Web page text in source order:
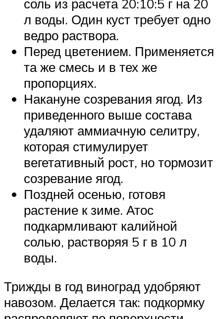
соль из расчета 20:10:5 г на 20
л воды. Один куст требует одно
ведро раствора.
Перед цветением. Применяется
та же смесь и в тех же
пропорциях.
Накануне созревания ягод. Из
приведенного выше состава
удаляют аммиачную селитру,
которая стимулирует
вегетативный рост, но тормозит
созревание ягод.
Поздней осенью, готовя
растение к зиме. Атос
подкармливают калийной
солью, растворяя 5 г в 10 л
воды.
Трижды в год виноград удобряют
навозом. Делается так: подкормку